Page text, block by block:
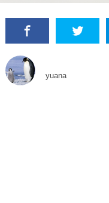
yuana